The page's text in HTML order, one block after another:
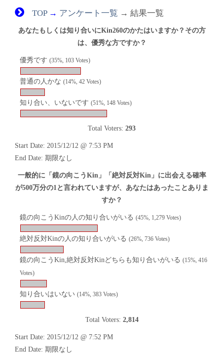
TOP→ アンケート一覧 → 結果一覧
あなたもしくは知り合いにKin260のかたはいますか？その方
は、優秀な方ですか？
優秀です (35%, 103 Votes)
普通の人かな (14%, 42 Votes)
知り合い、いないです (51%, 148 Votes)
Total Voters: 293
Start Date: 2015/12/12 @ 7:53 PM
End Date: 期限なし
一般的に「鏡の向こうKin」「絶対反対Kin」に出会える確率
が500万分の1と言われていますが、あなたはあったことありま
すか？
鏡の向こうKinの人の知り合いがいる (45%, 1,279 Votes)
絶対反対Kinの人の知り合いがいる (26%, 736 Votes)
鏡の向こうKin,絶対反対Kinどちらも知り合いがいる (15%, 416
Votes)
知り合いはいない (14%, 383 Votes)
Total Voters: 2,814
Start Date: 2015/12/12 @ 7:52 PM
End Date: 期限なし